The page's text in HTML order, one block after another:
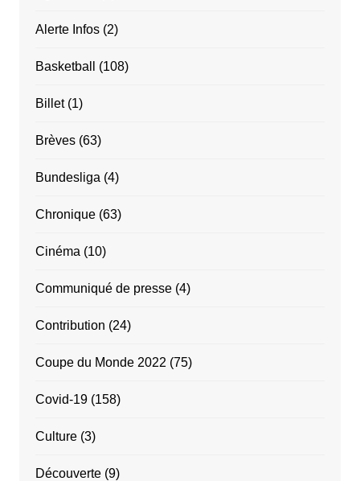
Alerte Infos(2)
Basketball (108)
Billet(1)
Brèves(63)
Bundesliga (4)
Chronique(63)
Cinéma (10)
Communiqué de presse(4)
Contribution (24)
Coupe du Monde 2022 (75)
Covid-19(158)
Culture(3)
Découverte(9)